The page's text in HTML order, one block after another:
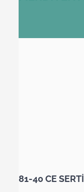
81-40 CE